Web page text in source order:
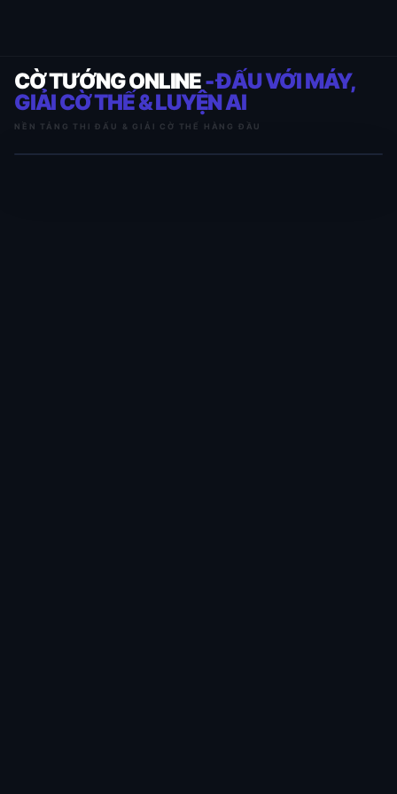
CỜ TƯỚNG ONLINE- ĐẤU VỚI MÁY,
GIẢI CỜ THẾ & LUYỆN AI
NỀN TẢNG THI ĐẤU & GIẢI CỜ THẾ HÀNG ĐẦU